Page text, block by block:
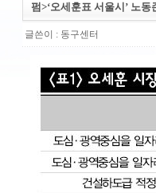
펌>‘오세훈표 서울시’ 노
글쓴이 : 동구센터